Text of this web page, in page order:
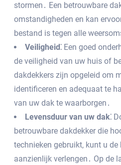
stormen․ Een betrouwbare
omstandigheden en kan
bestand is tegen alle
Veiligheid⁚ Een goed
de veiligheid van uw huis of
dakdekkers zijn opgeleid om
identificeren en adequaat te
van uw dak te waarborgen․
Levensduur van uw dak⁚
betrouwbare dakdekker die
technieken gebruikt‚ kunt u
aanzienlijk verlengen․ Op de